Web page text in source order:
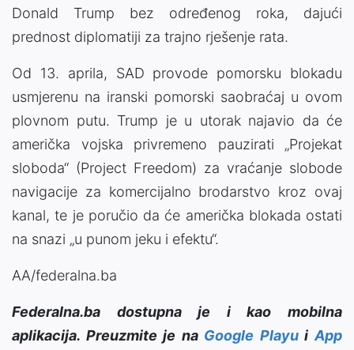
Donald Trump bez određenog roka, dajući
prednost diplomatiji za trajno rješenje rata.
Od 13. aprila, SAD provode pomorsku blokadu
usmjerenu na iranski pomorski saobraćaj u ovom
plovnom putu. Trump je u utorak najavio da će
američka vojska privremeno pauzirati „Projekat
sloboda“ (Project Freedom) za vraćanje slobode
navigacije za komercijalno brodarstvo kroz ovaj
kanal, te je poručio da će američka blokada ostati
na snazi „u punom jeku i efektu“.
AA/federalna.ba
Federalna.ba dostupna je i kao mobilna
aplikacija. Preuzmite je na Google PlayuiApp